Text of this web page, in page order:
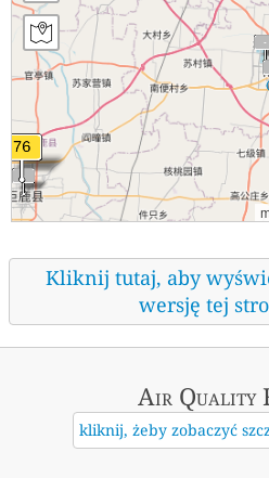
Kliknij tutaj, aby
wersję tej
Air Quality
kliknij, żeby zobaczyć